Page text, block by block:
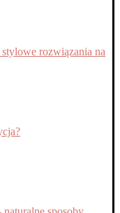
rozwiązania na